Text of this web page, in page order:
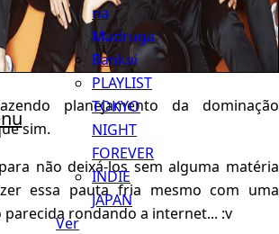
na
Madruga
Bankai
PLAYLIST
TOKYO
NIGHT
FOREVER
INDIE
JAPAN
Ver
planejamento da dominação
sim.
não deixá-los sem alguma matéria
essa pauta fria mesmo com uma
rondando a internet... :v